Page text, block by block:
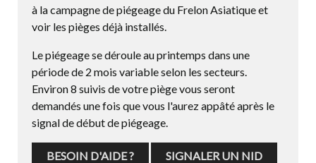
à la campagne de piégeage du Frelon Asiatique et
voir les pièges déjà installés.
Le piégeage se déroule au printemps dans une
période de 2 mois variable selon les secteurs.
Environ 8 suivis de votre piège vous seront
demandés une fois que vous l'aurez appâté après le
signal de début de piégeage.
BESOIN D'AIDE ? SIGNALER UN NID